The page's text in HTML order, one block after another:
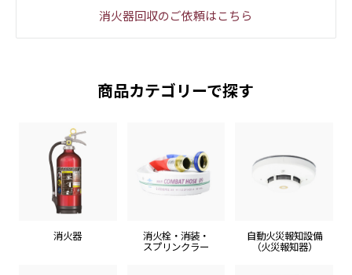
消火器回収のご依頼はこちら
商品カテゴリーで探す
消火器
消火栓・消装・
スプリンクラー
自動火災報知設備
（火災報知器）